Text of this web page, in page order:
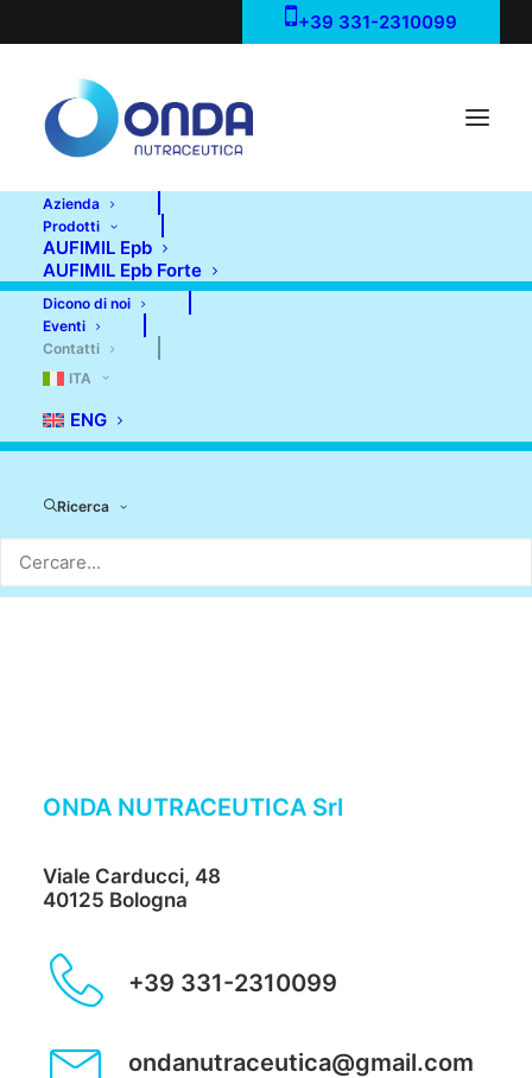
+39 331-2310099
Azienda
Prodotti
AUFIMIL Epb
AUFIMIL Epb Forte
Dicono di noi
Eventi
Contatti
ITA
ENG
Ricerca
ONDA NUTRACEUTICA Srl
Viale Carducci, 48
40125 Bologna
+39 331-2310099
ondanutraceutica@gmail.com